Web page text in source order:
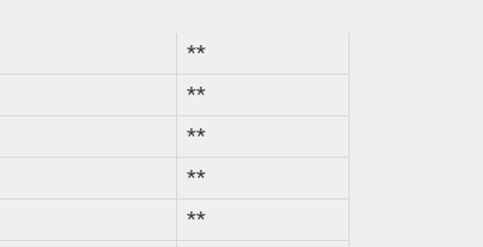
**
**
**
**
**